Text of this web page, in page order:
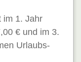
im 1. Jahr
€ und im 3.
Urlaubs-